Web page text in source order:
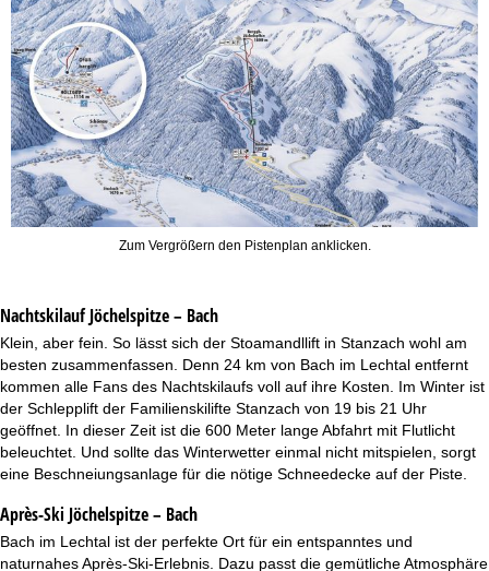
Zum Vergrößern den Pistenplan anklicken.
NachtskilaufJöchelspitze – Bach
Klein, aber fein. So lässt sich der Stoamandllift in Stanzach wohl am
besten zusammenfassen. Denn 24 km von Bach im Lechtal entfernt
kommen alle Fans des Nachtskilaufs voll auf ihre Kosten. Im Winter ist
der Schlepplift der Familienskilifte Stanzach von 19 bis 21 Uhr
geöffnet. In dieser Zeit ist die 600 Meter lange Abfahrt mit Flutlicht
beleuchtet. Und sollte das Winterwetter einmal nicht mitspielen, sorgt
eine Beschneiungsanlage für die nötige Schneedecke auf der Piste.
Après-Ski Jöchelspitze – Bach
Bach im Lechtal ist der perfekte Ort für ein entspanntes und
naturnahes Après-Ski-Erlebnis. Dazu passt die gemütliche Atmosphäre